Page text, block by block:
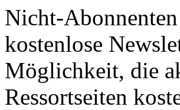
Nicht-
kostenlose
Möglichkeit, die
Ressortseiten